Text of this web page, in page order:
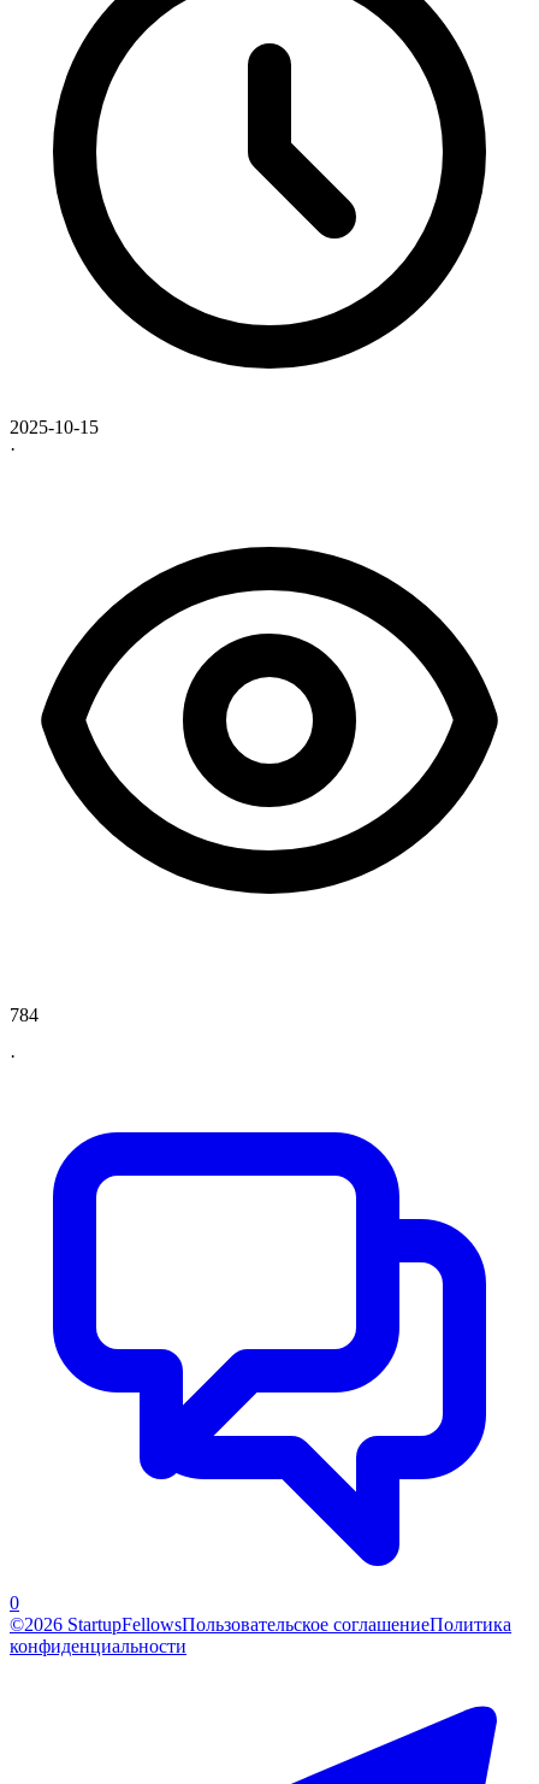
2025-10-15
·
784
·
0
©2026 StartupFellowsПользовательское соглашениеПолитика
конфиденциальности